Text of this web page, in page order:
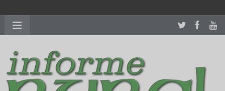
richardmillereplica
women.patekphilippe.tofor sale in usa recognized command with
dining room table ceremony. welcome to our
perfectwatches.is
shop. best youngsexdoll.comwith professional customer
services. 1: 1 design high
https://reallydiamond.com/